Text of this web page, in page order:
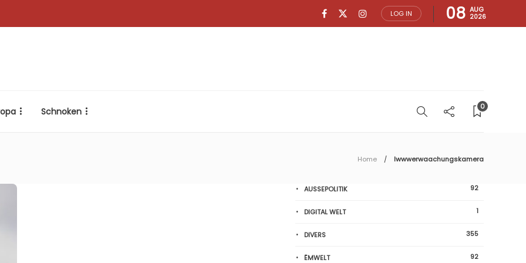
LOG IN 08 AUG
2026
Schnoken 0
Home Iwwwerwaachungskamera
AUSSEPOLITIK 92
DIGITAL WELT 1
DIVERS 355
ËMWELT 92